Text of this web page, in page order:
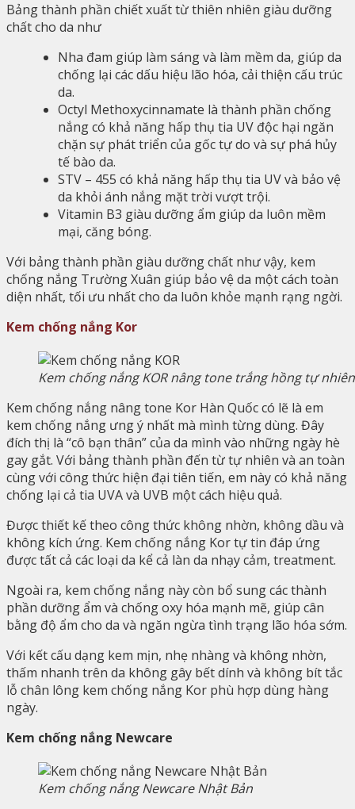
Bảng thành phần chiết xuất từ thiên nhiên giàu dưỡng
chất cho da như
Nha đam giúp làm sáng và làm mềm da, giúp da
chống lại các dấu hiệu lão hóa, cải thiện cấu trúc
da.
Octyl Methoxycinnamate là thành phần chống
nắng có khả năng hấp thụ tia UV độc hại ngăn
chặn sự phát triển của gốc tự do và sự phá hủy
tế bào da.
STV – 455 có khả năng hấp thụ tia UV và bảo vệ
da khỏi ánh nắng mặt trời vượt trội.
Vitamin B3 giàu dưỡng ẩm giúp da luôn mềm
mại, căng bóng.
Với bảng thành phần giàu dưỡng chất như vậy, kem
chống nắng Trường Xuân giúp bảo vệ da một cách toàn
diện nhất, tối ưu nhất cho da luôn khỏe mạnh rạng ngời.
Kem chống nắng Kor
Kem chống nắng KOR nâng tone trắng hồng tự nhiên
Kem chống nắng nâng tone Kor Hàn Quốc có lẽ là em
kem chống nắng ưng ý nhất mà mình từng dùng. Đây
đích thị là “cô bạn thân” của da mình vào những ngày hè
gay gắt. Với bảng thành phần đến từ tự nhiên và an toàn
cùng với công thức hiện đại tiên tiến, em này có khả năng
chống lại cả tia UVA và UVB một cách hiệu quả.
Được thiết kế theo công thức không nhờn, không dầu và
không kích ứng. Kem chống nắng Kor tự tin đáp ứng
được tất cả các loại da kể cả làn da nhạy cảm, treatment.
Ngoài ra, kem chống nắng này còn bổ sung các thành
phần dưỡng ẩm và chống oxy hóa mạnh mẽ, giúp cân
bằng độ ẩm cho da và ngăn ngừa tình trạng lão hóa sớm.
Với kết cấu dạng kem mịn, nhẹ nhàng và không nhờn,
thấm nhanh trên da không gây bết dính và không bít tắc
lỗ chân lông kem chống nắng Kor phù hợp dùng hàng
ngày.
Kem chống nắng Newcare
Kem chống nắng Newcare Nhật Bản